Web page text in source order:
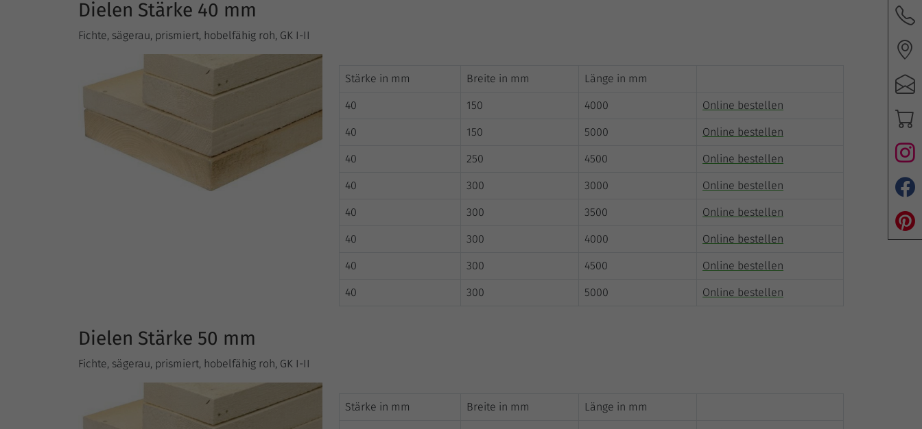
Dielen Stärke 40 mm
Fichte, sägerau, prismiert, hobelfähig roh, GK I-II
Stärke in mm Breite in mm Länge in mm
40 150 4000 Online bestellen
40 150 5000 Online bestellen
40 250 4500 Online bestellen
40 300 3000 Online bestellen
40 300 3500 Online bestellen
40 300 4000 Online bestellen
40 300 4500 Online bestellen
40 300 5000 Online bestellen
Dielen Stärke 50 mm
Fichte, sägerau, prismiert, hobelfähig roh, GK I-II
Stärke in mm Breite in mm Länge in mm